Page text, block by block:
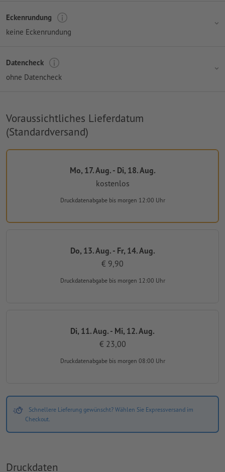
Eckenrundung
keine Eckenrundung
Datencheck
ohne Datencheck
Voraussichtliches Lieferdatum
(Standardversand)
Mo, 17. Aug. - Di, 18. Aug.
kostenlos
Druckdatenabgabe bis morgen 12:00 Uhr
Do, 13. Aug. - Fr, 14. Aug.
€ 9,90
Druckdatenabgabe bis morgen 12:00 Uhr
Di, 11. Aug. - Mi, 12. Aug.
€ 23,00
Druckdatenabgabe bis morgen 08:00 Uhr
Schnellere Lieferung gewünscht? Wählen Sie Expressversand im
Checkout.
Druckdaten